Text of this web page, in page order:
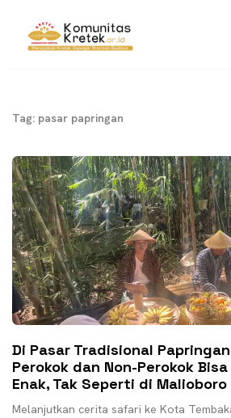
Tag: pasar papringan
Di Pasar Tradisional
Perokok dan Non-Perokok
Enak, Tak Seperti di Malioboro
Melanjutkan cerita safari ke Kota